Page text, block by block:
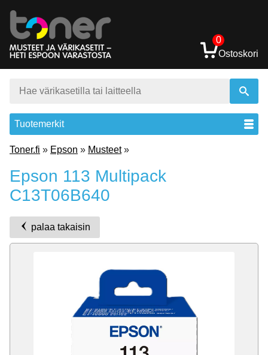
0
Ostoskori
Tuotemerkit
Toner.fi » Epson » Musteet»
Epson 113 Multipack
C13T06B640
palaa takaisin